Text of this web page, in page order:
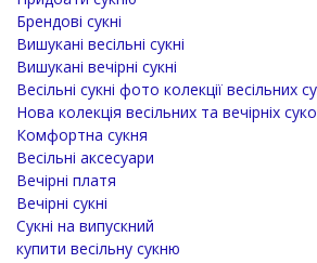
Брендові сукні
Вишукані весільні сукні
Вишукані вечірні сукні
Весільні сукні фото колекції весільних
Нова колекція весільних та вечірніх
Комфортна сукня
Весільні аксесуари
Вечірні платя
Вечірні сукні
Сукні на випускний
купити весільну сукню